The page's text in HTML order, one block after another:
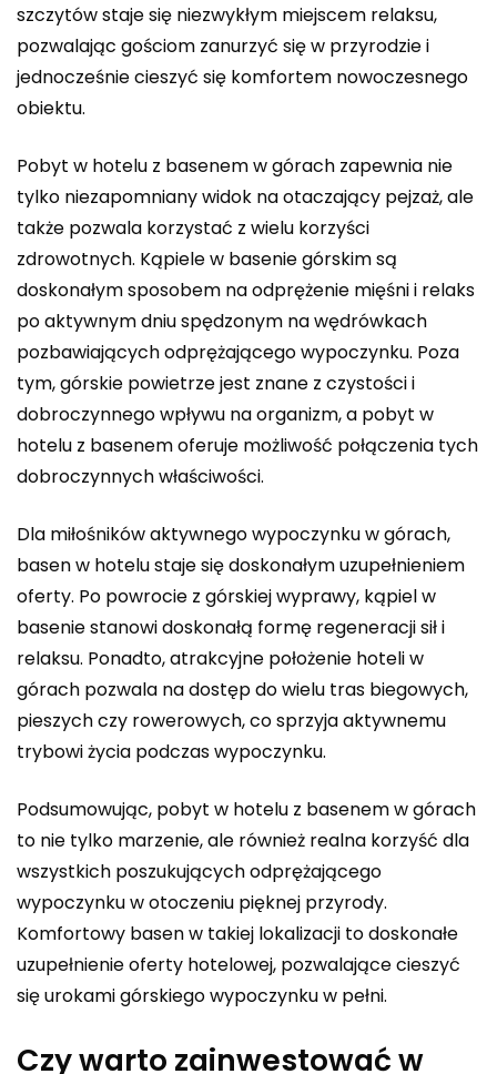
szczytów staje się niezwykłym miejscem relaksu,
pozwalając gościom zanurzyć się w przyrodzie i
jednocześnie cieszyć się komfortem nowoczesnego
obiektu.
Pobyt w hotelu z basenem w górach zapewnia nie
tylko niezapomniany widok na otaczający pejzaż, ale
także pozwala korzystać z wielu korzyści
zdrowotnych. Kąpiele w basenie górskim są
doskonałym sposobem na odprężenie mięśni i relaks
po aktywnym dniu spędzonym na wędrówkach
pozbawiających odprężającego wypoczynku. Poza
tym, górskie powietrze jest znane z czystości i
dobroczynnego wpływu na organizm, a pobyt w
hotelu z basenem oferuje możliwość połączenia tych
dobroczynnych właściwości.
Dla miłośników aktywnego wypoczynku w górach,
basen w hotelu staje się doskonałym uzupełnieniem
oferty. Po powrocie z górskiej wyprawy, kąpiel w
basenie stanowi doskonałą formę regeneracji sił i
relaksu. Ponadto, atrakcyjne położenie hoteli w
górach pozwala na dostęp do wielu tras biegowych,
pieszych czy rowerowych, co sprzyja aktywnemu
trybowi życia podczas wypoczynku.
Podsumowując, pobyt w hotelu z basenem w górach
to nie tylko marzenie, ale również realna korzyść dla
wszystkich poszukujących odprężającego
wypoczynku w otoczeniu pięknej przyrody.
Komfortowy basen w takiej lokalizacji to doskonałe
uzupełnienie oferty hotelowej, pozwalające cieszyć
się urokami górskiego wypoczynku w pełni.
Czy warto zainwestować w